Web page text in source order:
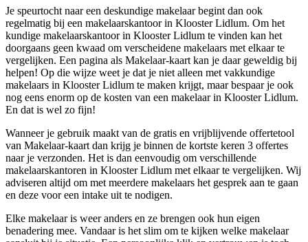
Je speurtocht naar een deskundige makelaar begint dan ook
regelmatig bij een makelaarskantoor in Klooster Lidlum. Om het
kundige makelaarskantoor in Klooster Lidlum te vinden kan het
doorgaans geen kwaad om verscheidene makelaars met elkaar te
vergelijken. Een pagina als Makelaar-kaart kan je daar geweldig bij
helpen! Op die wijze weet je dat je niet alleen met vakkundige
makelaars in Klooster Lidlum te maken krijgt, maar bespaar je ook
nog eens enorm op de kosten van een makelaar in Klooster Lidlum.
En dat is wel zo fijn!
Wanneer je gebruik maakt van de gratis en vrijblijvende offertetool
van Makelaar-kaart dan krijg je binnen de kortste keren 3 offertes
naar je verzonden. Het is dan eenvoudig om verschillende
makelaarskantoren in Klooster Lidlum met elkaar te vergelijken. Wij
adviseren altijd om met meerdere makelaars het gesprek aan te gaan
en deze voor een intake uit te nodigen.
Elke makelaar is weer anders en ze brengen ook hun eigen
benadering mee. Vandaar is het slim om te kijken welke makelaar